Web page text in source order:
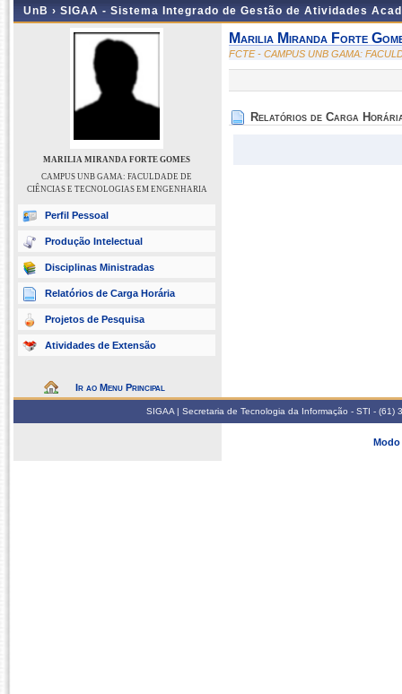
UnB › SIGAA - Sistema Integrado de Gestão de Atividades
MARILIA MIRANDA FORTE GOMES
CAMPUS UNB GAMA: FACULDADE DE
CIÊNCIAS E TECNOLOGIAS EM ENGENHARIA
Perfil Pessoal
Produção Intelectual
Disciplinas Ministradas
Relatórios de Carga Horária
Projetos de Pesquisa
Atividades de Extensão
Ir ao Menu Principal
Marilia Miranda Forte
FCTE - CAMPUS UNB GAMA:
Relatórios de Carga
SIGAA | Secretaria de Tecnologia da Informação - STI -
Modo